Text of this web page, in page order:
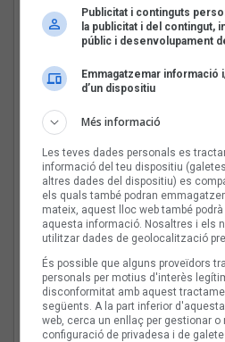
futbol
Tot a
del
Publicitat i continguts
la publicitat i del contingut,
públic i desenvolupament
Emmagatzemar informació
d’un dispositiu
Més informació
Les teves dades personals es
informació del teu dispositiu
altres dades del dispositiu) es
els quals també podran
mateix, aquest lloc web també
aquesta informació. Nosaltres i els
utilitzar dades de geolocalització
És possible que alguns proveïdors
personals per motius d'interès
disconformitat amb aquest
següents. A la part inferior
web, cerca un enllaç per gestionar
configuració de privadesa i de